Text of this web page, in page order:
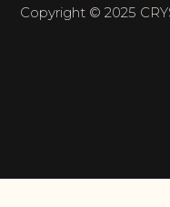
Copyright © 2025